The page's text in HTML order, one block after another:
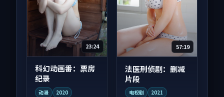
23:24
科幻动画番：票房
纪录
动漫 2020
57:19
法医刑侦剧：删减
片段
电视剧 2021